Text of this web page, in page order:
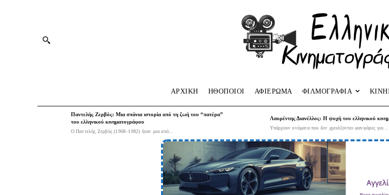
ΑΡΧΙΚΗ HΘΟΠΟΙΟΙ ΑΦΙΕΡΩΜΑ ΦΙΛΜΟΓΡΑΦΙΑ
Παντελής Ζερβός: Μια σπάνια ιστορία από τη ζωή του “πατέρα”
του ελληνικού κινηματογράφου
Ο Παντελής Ζερβός (1908–1982) ήταν μια από...
Λαυρέντης Διανέλλος: Η ψυχή του ελληνικού
Υπάρχουν ονόματα που δεν χρειάζονται φανφάρες για...